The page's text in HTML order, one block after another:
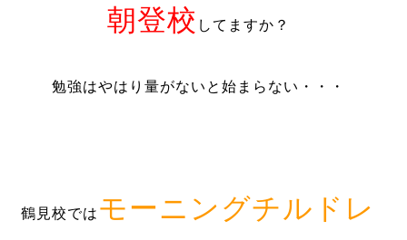
朝登校 してますか？
勉強はやはり量がないと始まらない・・・
鶴見校では モーニングチルドレ